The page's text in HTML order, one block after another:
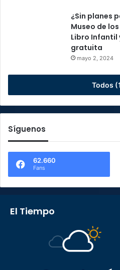
¿Sin planes
Museo de
Libro Infantil
gratuita
mayo 2, 2024
Todos
Síguenos
62.660
Fans
El Tiempo